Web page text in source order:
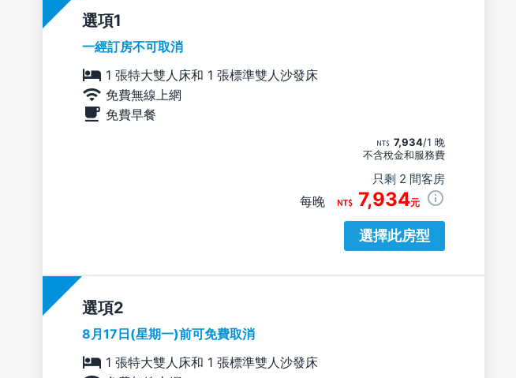
選項
一經訂房不可取消
1 張特大雙人床和 1 張標準雙人沙發床
免費無線上網
免費早餐
7,934/1 晚
不含稅金和服務費
只剩 2 間客房
每晚 7,934元
選擇此房型
選項
8月17日(星期一)前可免費取消
1 張特大雙人床和 1 張標準雙人沙發床